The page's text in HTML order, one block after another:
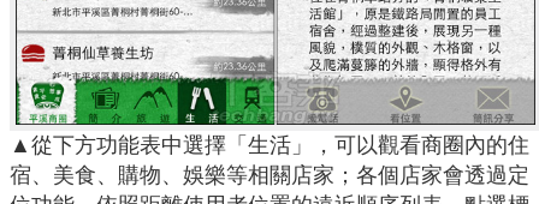
▲從下方功能表中選擇「生活」，可以觀看商圈內的住
宿、美食、購物、娛樂等相關店家；各個店家會透過定